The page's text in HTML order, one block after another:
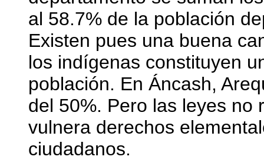
al 58.7% de la población
Existen pues una buena
los indígenas constituyen
población. En Áncash,
del 50%. Pero las leyes no
vulnera derechos
ciudadanos.